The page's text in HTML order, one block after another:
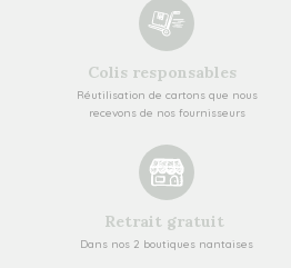
Colis responsables
Réutilisation de cartons que nous
recevons de nos fournisseurs
Retrait gratuit
Dans nos 2 boutiques nantaises